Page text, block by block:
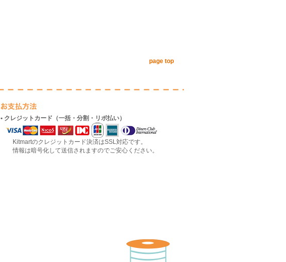
page top
• クレジットカード（一括・分割・リボ払い）
Kitmartのクレジットカード決済はSSL対応です。
情報は暗号化して送信されますのでご安心ください。